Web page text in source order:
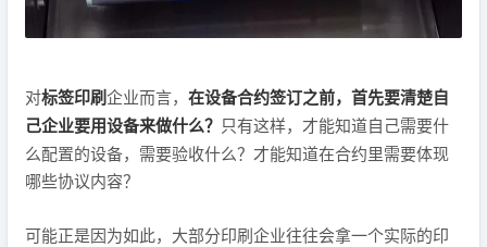
对标签印刷企业而言， 在设备合约签订之前，首先要清楚自
己企业要用设备来做什么？ 只有这样，才能知道自己需要什
么配置的设备，需要验收什么？才能知道在合约里需要体现
哪些协议内容？
可能正是因为如此，大部分印刷企业往往会拿一个实际的印